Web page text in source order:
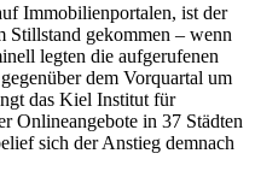
Immobilienportalen, ist der
Stillstand gekommen – wenn
legten die aufgerufenen
dem Vorquartal um
das Kiel Institut für
Onlineangebote in 37 Städten
sich der Anstieg demnach